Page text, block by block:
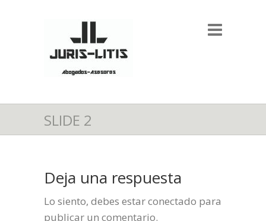
SLIDE 2
Deja una respuesta
Lo siento, debes estarconectado para
publicar un comentario.